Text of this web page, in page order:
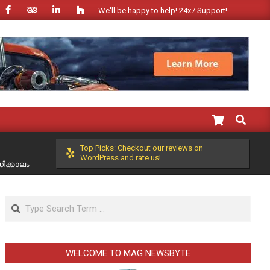
We'll be happy to help! 24x7 Support!
Search
Top Picks: Checkout our reviews on
WordPress and rate us!
Search
WELCOME TO MAG NEWSBYTE